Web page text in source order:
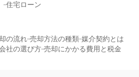
住宅ローン
の流れ 売却方法の種類 媒介契約とは
社の選び方 売却にかかる費用と税金